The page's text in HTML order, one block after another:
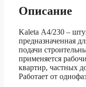
Описание
Kaleta А4/230 –
предназначенная
подачи
применяется
квартир, частных
Работает от